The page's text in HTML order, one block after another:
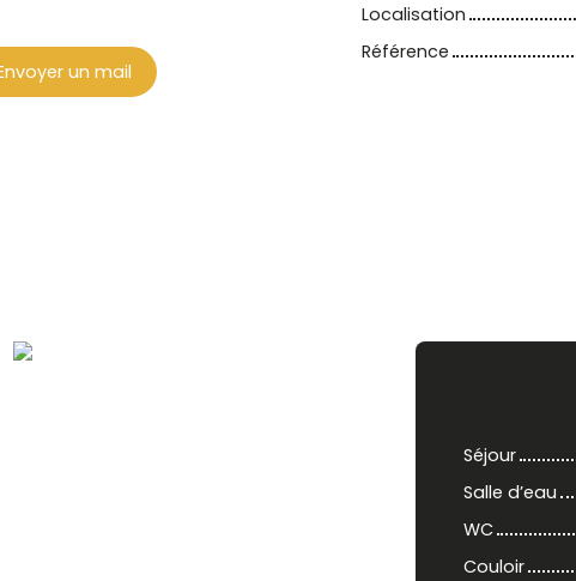
un mail
Localisation
Référence
Séjour
Salle d’eau
WC
Couloir